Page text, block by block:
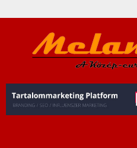
a
tartalomra